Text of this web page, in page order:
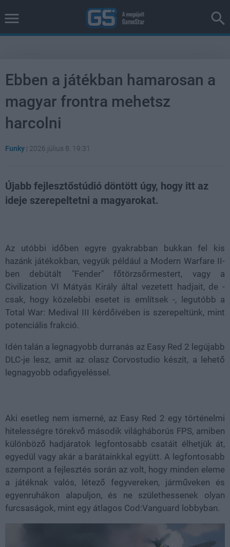
Ebben a játékban hamarosan a
magyar frontra mehetsz
harcolni
Funky | 2026 július 8. 19:31
Újabb fejlesztőstúdió döntött úgy, hogy itt az
ideje szerepeltetni a magyarokat.
Az utóbbi időben egyre gyakrabban bukkan fel kis
hazánk játékokban, vegyük például a Modern Warfare II-
ben debütált "Fender" főtörzsőrmestert, vagy a
Civilization VI Mátyás Király által vezetett hadjait, de -
csak, hogy közelebbi esetet is említsek -, legutóbb a
Total War: Medival III kérdőívében is szerepeltünk, mint
potenciális frakció.
Idén talán a legnagyobb durranás az Easy Red 2 legújabb
DLC-je lesz, amit az olasz Corvostudio készít, a lehető
legnagyobb odafigyeléssel.
Aki esetleg nem ismerné, az Easy Red 2 egy történelmi
hitelességre törekvő második világháborús FPS, amiben
különböző hadjáratok legfontosabb csatáit élhetjük át,
egyedül vagy akár a barátainkkal együtt. A legfontosabb
szempont a fejlesztés során az volt, hogy minden eleme
a játéknak valós, létező fegyvereken, járműveken és
egyenruhákon alapuljon, és ne születhessenek olyan
furcsaságok, mint egy átlagos Cod:Vanguard lobbyban.